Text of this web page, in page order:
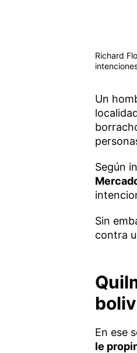
Richard
Un
Según
Sin
contra
En ese
le